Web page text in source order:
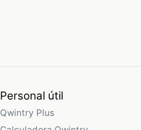
Personal útil
Qwintry Plus